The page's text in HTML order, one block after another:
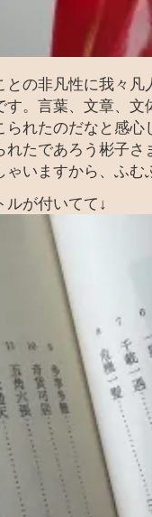
との非凡性に我々
す。言葉、文章、
られたのだなと感
れたであろう彬子
ゃいますから、ふむ
ルが付いてて↓